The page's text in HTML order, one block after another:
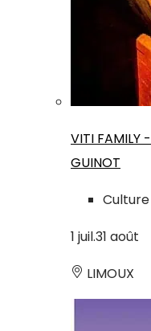
VITI FAMILY
GUINOT
Culture
1 juil.31 août
LIMOUX